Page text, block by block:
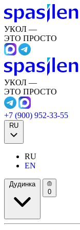
УКОЛ —
ЭТО ПРОСТО
УКОЛ —
ЭТО ПРОСТО
+7 (900) 952-33-55
RU
RU
EN
Дудинка
0